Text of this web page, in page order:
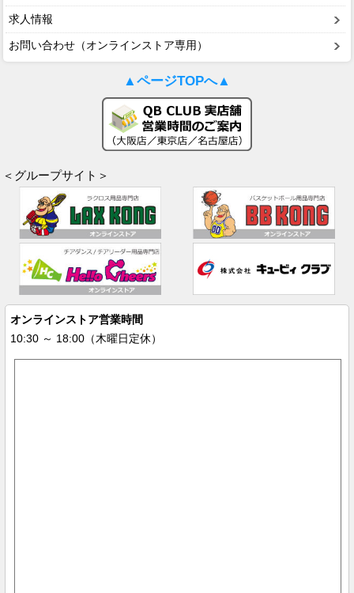
求人情報
お問い合わせ（オンラインストア専用）
▲ページTOPへ▲
＜グループサイト＞
オンラインストア営業時間
10:30 ～ 18:00（木曜日定休）